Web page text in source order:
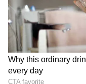
ಇಡುತ್ತಿರುವ
ನಡೆಯುತ್ತಿರುವುದು
ಸಮಗ್ರ ಸುದ್ದಿ